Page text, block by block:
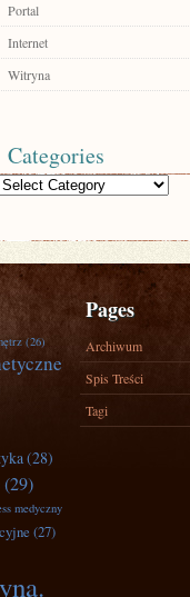
Portal
Internet
Witryna
Categories
Categories
(26)
(28)
(29)
medyczny
(27)
Pages
Archiwum
Spis Treści
Tagi